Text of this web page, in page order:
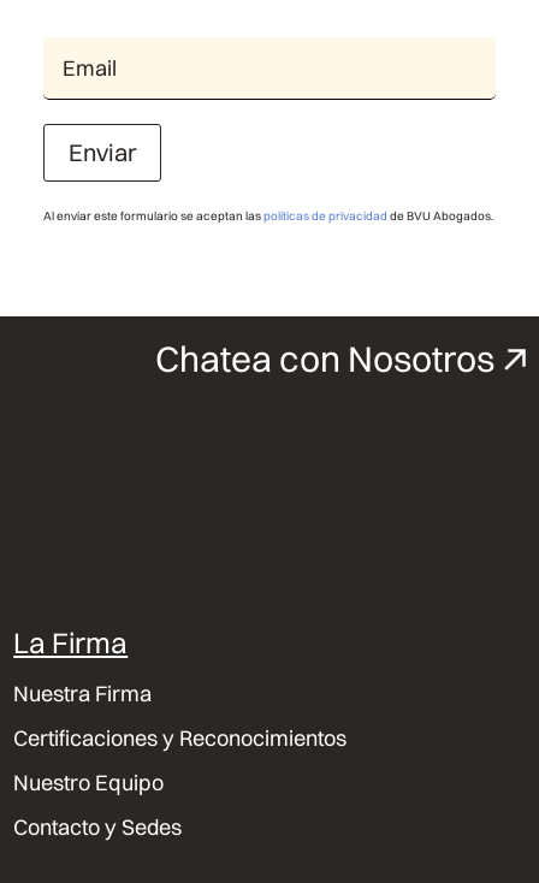
Enviar
Al enviar este formulario se aceptan laspolíticas de privacidad de BVU Abogados.
Chatea con Nosotros
La Firma
Nuestra Firma
Certificaciones y Reconocimientos
Nuestro Equipo
Contacto y Sedes